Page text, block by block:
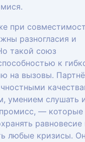
при
разногласия и
такой союз
к
на вызовы.
умением слушать
— которые
равновесие
любые кризисы.